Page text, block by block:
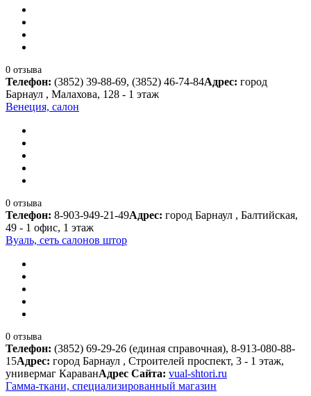
0 отзыва
Телефон: (3852) 39-88-69, (3852) 46-74-84Адрес: город
Барнаул , Малахова, 128 - 1 этаж
Венеция, салон
0 отзыва
Телефон: 8-903-949-21-49Адрес: город Барнаул , Балтийская,
49 - 1 офис, 1 этаж
Вуаль, сеть салонов штор
0 отзыва
Телефон: (3852) 69-29-26 (единая справочная), 8-913-080-88-
15Адрес: город Барнаул , Строителей проспект, 3 - 1 этаж,
универмаг КараванАдрес Сайта: vual-shtori.ru
Гамма-ткани, специализированный магазин